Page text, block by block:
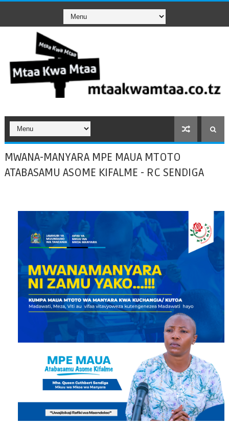
MWANA-MANYARA MPE MAUA MTOTO
ATABASAMU ASOME KIFALME - RC SENDIGA